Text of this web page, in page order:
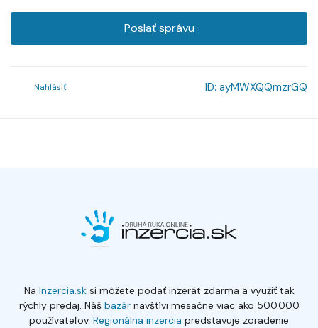
Poslať správu
Nahlásiť ID: ayMWXQQmzrGQ
Na Inzercia.sksi môžete podať inzerát zdarma a využiť tak
rýchly predaj. Náš bazárnavštívi mesačne viac ako 500.000
používateľov. Regionálna inzercia predstavuje zoradenie